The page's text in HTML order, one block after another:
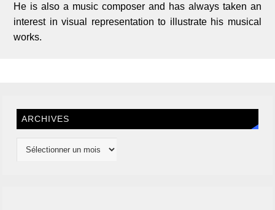
He is also a music composer and has always taken an
interest in visual representation to illustrate his musical
works.
ARCHIVES